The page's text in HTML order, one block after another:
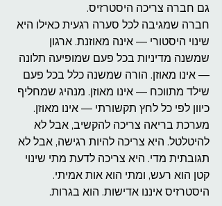
גם חברה צריכה היסטרזיס.
חברה שמגיבה לכל סערה רגעית כאילו היא
שינוי היסטורי — אינה מאוזנת. ארגון
שמשנה מדיניות בכל פעם שמופיעה תלונה
— אינו מאוזן. הורה שמשנה כלל בכל פעם
שילד מתווכח — אינו מאוזן. מנהיג שמחליף
כיוון לפי כל לחץ תקשורתי — אינו מאוזן.
מערכת בריאה צריכה להקשיב, אבל לא
להיטלטל. היא צריכה להיות רגישה, אבל לא
תגובתית מדי. היא צריכה לדעת מתי שינוי
קטן הוא רעש, ומתי הוא אות אמיתי.
היסטרזיס איננו אדישות. הוא בגרות.